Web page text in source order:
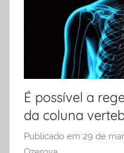
É possível a
da coluna
Publicado em 29 de